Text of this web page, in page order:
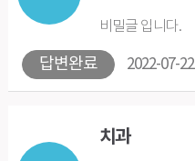
답변완료
비밀글 입니다.
2022-07-22
치과